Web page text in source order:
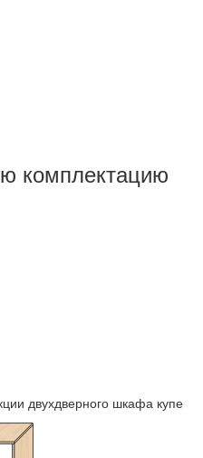
комплектацию
двухдверного шкафа купе